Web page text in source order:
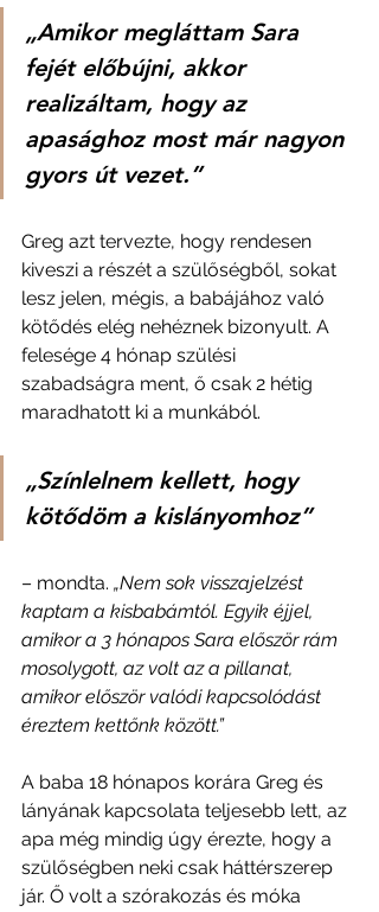
„Amikor megláttam Sara
fejét előbújni, akkor
realizáltam, hogy az
apasághoz most már nagyon
gyors út vezet.”
Greg azt tervezte, hogy rendesen
kiveszi a részét a szülőségből, sokat
lesz jelen, mégis, a babájához való
kötődés elég nehéznek bizonyult. A
felesége 4 hónap szülési
szabadságra ment, ő csak 2 hétig
maradhatott ki a munkából.
„Színlelnem kellett, hogy
kötődöm a kislányomhoz”
– mondta. „Nem sok visszajelzést
kaptam a kisbabámtól. Egyik éjjel,
amikor a 3 hónapos Sara először rám
mosolygott, az volt az a pillanat,
amikor először valódi kapcsolódást
éreztem kettőnk között.”
A baba 18 hónapos korára Greg és
lányának kapcsolata teljesebb lett, az
apa még mindig úgy érezte, hogy a
szülőségben neki csak háttérszerep
jár. Ő volt a szórakozás és móka